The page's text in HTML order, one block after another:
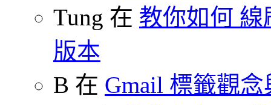
Tung 在 教你如何 線
版本
B 在 Gmail 標籤觀